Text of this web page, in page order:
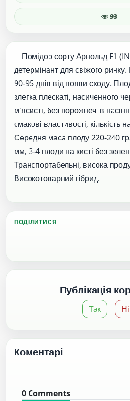
93
Помідор сорту Арнольд F1
детермінант для свіжого ринку.
90-95 днів від появи сходу.
злегка плескаті, насиченного
м'ясисті, без порожнечі в
смакові властивості, кількість
Середня маса плоду 220-240
мм, 3-4 плоди на кисті без
Транспортабельні, висока
Високотоварний гібрид.
ПОДІЛИТИСЯ
Публікація
Так Ні
Коментарі
0 Comments